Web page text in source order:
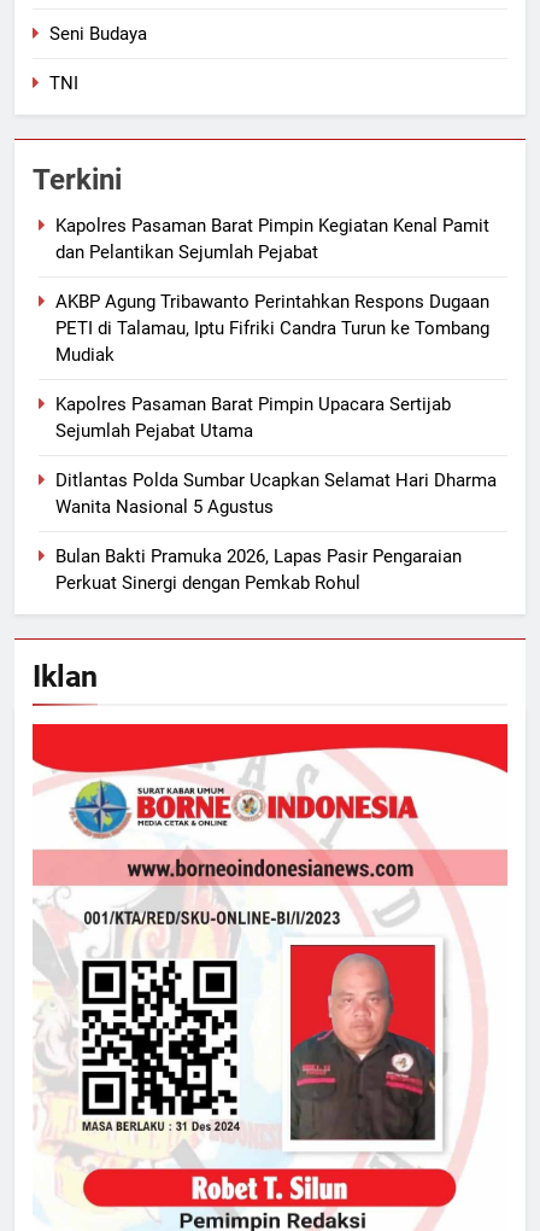
Seni Budaya
TNI
Terkini
Kapolres Pasaman Barat Pimpin Kegiatan Kenal Pamit
dan Pelantikan Sejumlah Pejabat
AKBP Agung Tribawanto Perintahkan Respons Dugaan
PETI di Talamau, Iptu Fifriki Candra Turun ke Tombang
Mudiak
Kapolres Pasaman Barat Pimpin Upacara Sertijab
Sejumlah Pejabat Utama
Ditlantas Polda Sumbar Ucapkan Selamat Hari Dharma
Wanita Nasional 5 Agustus
Bulan Bakti Pramuka 2026, Lapas Pasir Pengaraian
Perkuat Sinergi dengan Pemkab Rohul
Iklan